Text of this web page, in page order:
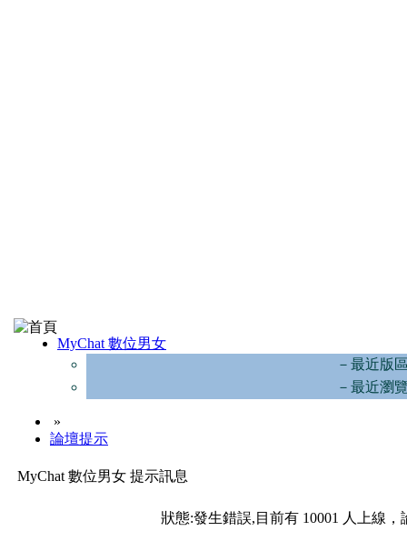
MyChat 數位男女
－最近版
－最近瀏
»
論壇提示
MyChat 數位男女 提示訊息
狀態:發生錯誤,目前有 10001 人上線